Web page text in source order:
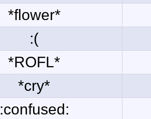
*flower*
:(
*ROFL*
*cry*
:confused: